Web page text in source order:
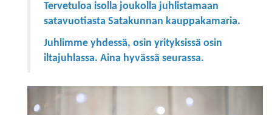
Tervetuloa isolla joukolla juhlistamaan
satavuotiasta Satakunnan kauppakamaria.
Juhlimme yhdessä, osin yrityksissä osin
iltajuhlassa. Aina hyvässä seurassa.